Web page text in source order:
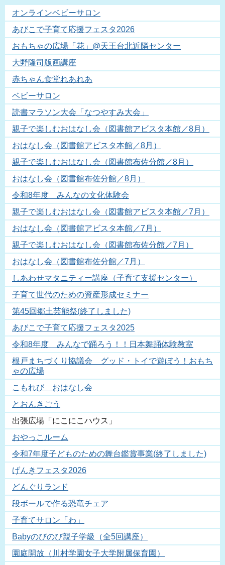
オンラインベビーサロン
あびこで子育て応援フェスタ2026
おもちゃの広場「花」@天王台北近隣センター
大野隆司版画講座
赤ちゃん食堂れあれあ
ベビーサロン
読書マラソン大会「なつやすみ大会」
親子で楽しむおはなし会（図書館アビスタ本館／8月）
おはなし会（図書館アビスタ本館／8月）
親子で楽しむおはなし会（図書館布佐分館／8月）
おはなし会（図書館布佐分館／8月）
令和8年度 みんなの文化体験会
親子で楽しむおはなし会（図書館アビスタ本館／7月）
おはなし会（図書館アビスタ本館／7月）
親子で楽しむおはなし会（図書館布佐分館／7月）
おはなし会（図書館布佐分館／7月）
しあわせマタニティー講座（子育て支援センター）
子育て世代のための資産形成セミナー
第45回郷土芸能祭(終了しました)
あびこで子育て応援フェスタ2025
令和8年度 みんなで踊ろう！！日本舞踊体験教室
根戸まちづくり協議会 グッド・トイで遊ぼう！おもち
ゃの広場
こもれび おはなし会
とおんきごう
出張広場「にこにこハウス」
おやっこルーム
令和7年度子どものための舞台鑑賞事業(終了しました)
げんきフェスタ2026
どんぐりランド
段ボールで作る恐竜チェア
子育てサロン「わ」
Babyのびのび親子学級（全5回講座）
園庭開放（川村学園女子大学附属保育園）